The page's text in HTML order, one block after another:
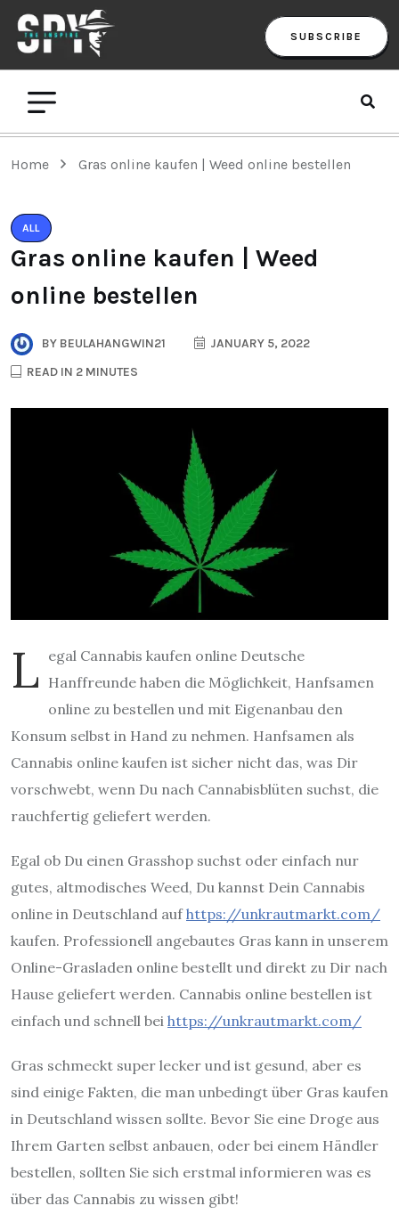
SUBSCRIBE
Home Gras online kaufen | Weed online bestellen
ALL
Gras online kaufen | Weed
online bestellen
BY BEULAHANGWIN21
JANUARY 5, 2022
READ IN 2 MINUTES
L egal Cannabis kaufen online Deutsche
Hanffreunde haben die Möglichkeit, Hanfsamen
online zu bestellen und mit Eigenanbau den
Konsum selbst in Hand zu nehmen. Hanfsamen als
Cannabis online kaufen ist sicher nicht das, was Dir
vorschwebt, wenn Du nach Cannabisblüten suchst, die
rauchfertig geliefert werden.
Egal ob Du einen Grasshop suchst oder einfach nur
gutes, altmodisches Weed, Du kannst Dein Cannabis
online in Deutschland aufhttps://unkrautmarkt.com/
kaufen. Professionell angebautes Gras kann in unserem
Online-Grasladen online bestellt und direkt zu Dir nach
Hause geliefert werden. Cannabis online bestellen ist
einfach und schnell bei https://unkrautmarkt.com/
Gras schmeckt super lecker und ist gesund, aber es
sind einige Fakten, die man unbedingt über Gras kaufen
in Deutschland wissen sollte. Bevor Sie eine Droge aus
Ihrem Garten selbst anbauen, oder bei einem Händler
bestellen, sollten Sie sich erstmal informieren was es
über das Cannabis zu wissen gibt!